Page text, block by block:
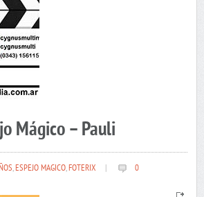
Mágico – Pauli
,ESPEJO MAGICO,FOTERIX 0